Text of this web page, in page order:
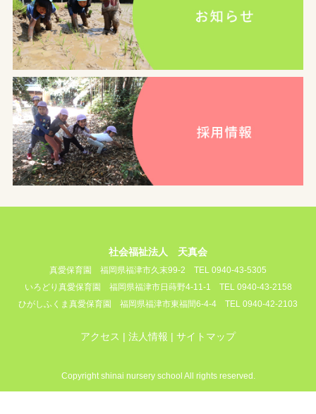
社会福祉法人 天真会
真愛保育園 福岡県福津市久末99-2
TEL 0940-43-5305
いろどり真愛保育園 福岡県福津市日蒔野4-11-1
TEL 0940-43-2158
ひがしふくま真愛保育園 福岡県福津市東福間6-4-4 TEL 0940-42-2103
アクセス 法人情報 サイトマップ
Copyright shinai nursery school All rights reserved.